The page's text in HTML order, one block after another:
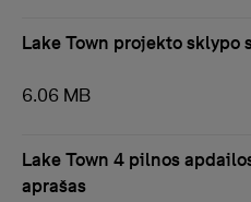
Lake Town projekto sklypo
6.06 MB
Lake Town 4 pilnos
aprašas